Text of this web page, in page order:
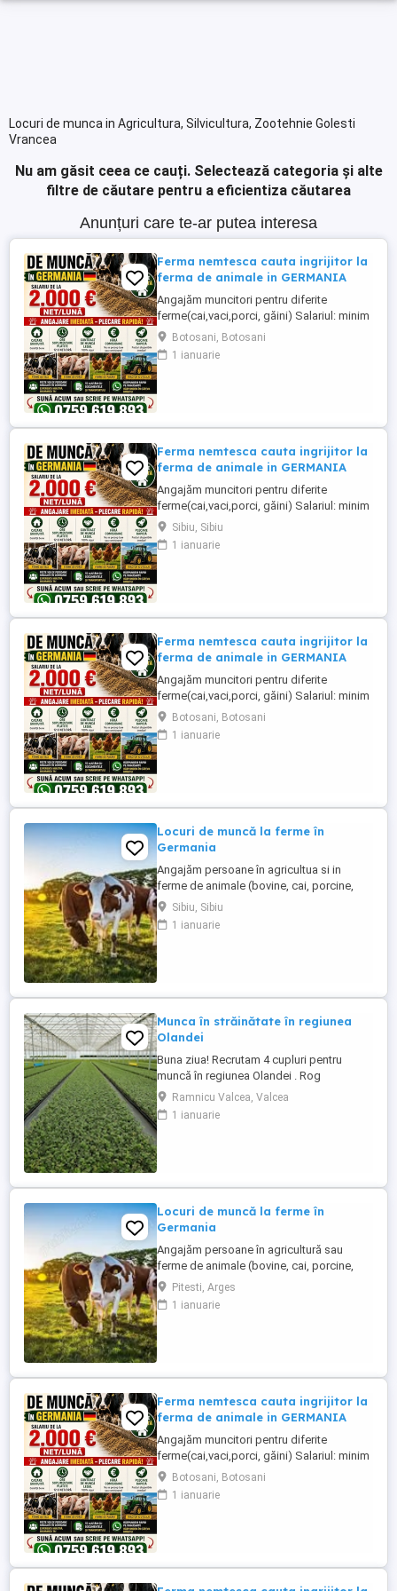
Locuri de munca in Agricultura, Silvicultura, Zootehnie Golesti
Vrancea
Nu am găsit ceea ce cauți. Selectează categoria și alte
filtre de căutare pentru a eficientiza căutarea
Anunțuri care te-ar putea interesa
Ferma nemtesca cauta ingrijitor la
ferma de animale in GERMANIA
Angajăm muncitori pentru diferite
ferme(cai,vaci,porci, găini) Salariul: minim
1800 net( poate crește în funcție de
experiența) Cazare și utilități gratuite!
Căutam persoane serioase și motivate
Botosani, Botosani
1 ianuarie
Ferma nemtesca cauta ingrijitor la
ferma de animale in GERMANIA
Angajăm muncitori pentru diferite
ferme(cai,vaci,porci, găini) Salariul: minim
1800 net( poate crește în funcție de
experiența) Cazare și utilități gratuite!
Căutam persoane serioase și motivate
Sibiu, Sibiu
1 ianuarie
Ferma nemtesca cauta ingrijitor la
ferma de animale in GERMANIA
Angajăm muncitori pentru diferite
ferme(cai,vaci,porci, găini) Salariul: minim
1800 net( poate crește în funcție de
experiența) Cazare și utilități gratuite!
Căutam persoane serioase și motivate
Botosani, Botosani
1 ianuarie
Locuri de muncă la ferme în
Germania
Angajăm persoane în agricultua si in
ferme de animale (bovine, cai, porcine,
caprine, si păsari) în Germania. Salar
atractiv incepand cu1900 euro net lună
plus ore suplimentare plătite Cazare și
Sibiu, Sibiu
1 ianuarie
Munca în străinătate în regiunea
Olandei
Buna ziua! Recrutam 4 cupluri pentru
muncă în regiunea Olandei . Rog
seriozitate și pentru mai multe detalii va
rog contactați in Whatsap la Nr( ) .Va
mulțumesc!
Ramnicu Valcea, Valcea
1 ianuarie
Locuri de muncă la ferme în
Germania
Angajăm persoane în agricultură sau
ferme de animale (bovine, cai, porcine,
caprine, si păsari) în Germania. Salar
atractiv de la 1900 euro net lună plus ore
suplimentare plătite Cazare și asigurare
Pitesti, Arges
1 ianuarie
Ferma nemtesca cauta ingrijitor la
ferma de animale in GERMANIA
Angajăm muncitori pentru diferite
ferme(cai,vaci,porci, găini) Salariul: minim
1800 net( poate crește în funcție de
experiența) Cazare și utilități gratuite!
Căutam persoane serioase și motivate
Botosani, Botosani
1 ianuarie